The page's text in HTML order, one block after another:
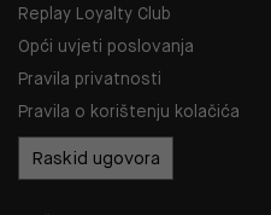
Replay Loyalty Club
Opći uvjeti poslovanja
Pravila privatnosti
Pravila o korištenju kolačića
Raskid ugovora